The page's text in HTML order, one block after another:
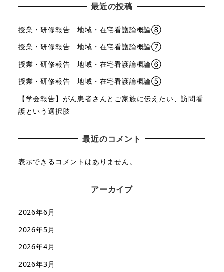
最近の投稿
授業・研修報告 地域・在宅看護論概論⑧
授業・研修報告 地域・在宅看護論概論⑦
授業・研修報告 地域・在宅看護論概論⑥
授業・研修報告 地域・在宅看護論概論⑤
【学会報告】がん患者さんとご家族に伝えたい、訪問看
護という選択肢
最近のコメント
表示できるコメントはありません。
アーカイブ
2026年6月
2026年5月
2026年4月
2026年3月